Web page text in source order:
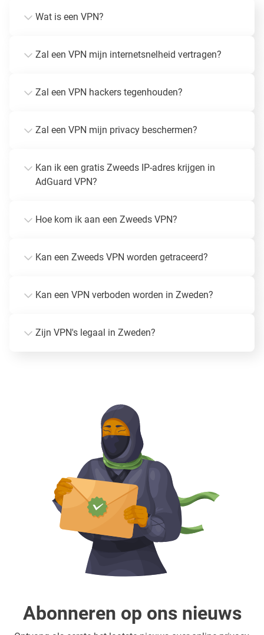
Wat is een VPN?
Zal een VPN mijn internetsnelheid vertragen?
Zal een VPN hackers tegenhouden?
Zal een VPN mijn privacy beschermen?
Kan ik een gratis Zweeds IP-adres krijgen in
AdGuard VPN?
Hoe kom ik aan een Zweeds VPN?
Kan een Zweeds VPN worden getraceerd?
Kan een VPN verboden worden in Zweden?
Zijn VPN's legaal in Zweden?
Abonneren op ons nieuws